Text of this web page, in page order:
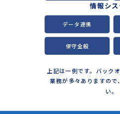
情報シ
データ連携
保守全般
上記は一例です。バック
業務が多々ありますので
い。